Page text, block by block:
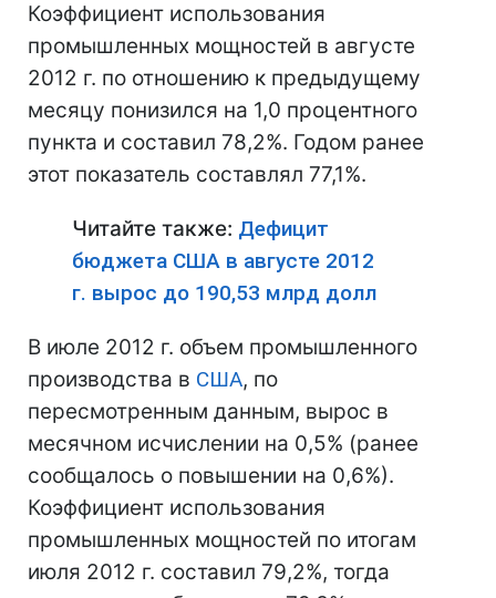
Коэффициент использования
промышленных мощностей в августе
2012 г. по отношению к предыдущему
месяцу понизился на 1,0 процентного
пункта и составил 78,2%. Годом ранее
этот показатель составлял 77,1%.
Читайте также: Дефицит
бюджета США в августе 2012
г. вырос до 190,53 млрд долл
В июле 2012 г. объем промышленного
производства в США, по
пересмотренным данным, вырос в
месячном исчислении на 0,5% (ранее
сообщалось о повышении на 0,6%).
Коэффициент использования
промышленных мощностей по итогам
июля 2012 г. составил 79,2%, тогда